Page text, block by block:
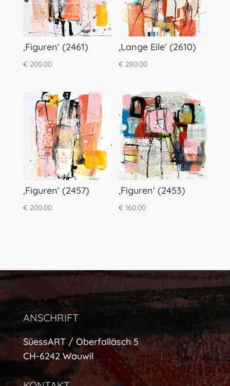
‚Figuren‘ (2461)
€200.00
‚Lange Eile‘ (2610)
€ 280.00
‚Figuren‘ (2457)
€200.00
‚Figuren‘ (2453)
€ 160.00
ANSCHRIFT
SüessART / Oberfalläsch 5
CH-6242 Wauwil